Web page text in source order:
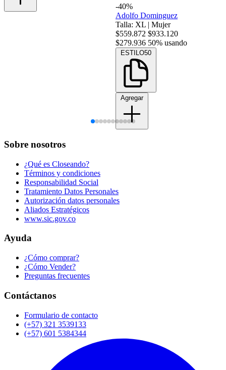
-40%
Adolfo Dominguez
Talla: XL | Mujer
$559.872 $933.120
$279.936 50% usando
ESTILO50
Agregar
Sobre nosotros
¿Qué es Closeando?
Términos y condiciones
Responsabilidad Social
Tratamiento Datos Personales
Autorización datos personales
Aliados Estratégicos
www.sic.gov.co
Ayuda
¿Cómo comprar?
¿Cómo Vender?
Preguntas frecuentes
Contáctanos
Formulario de contacto
(+57) 321 3539133
(+57) 601 5384344